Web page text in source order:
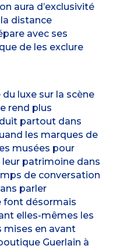
aura d’exclusivité
distance
avec ses
de les exclure
du luxe sur la scène
rend plus
partout dans
les marques de
musées pour
patrimoine dans
de conversation
parler
font désormais
elles-mêmes les
mises en avant
Guerlain à